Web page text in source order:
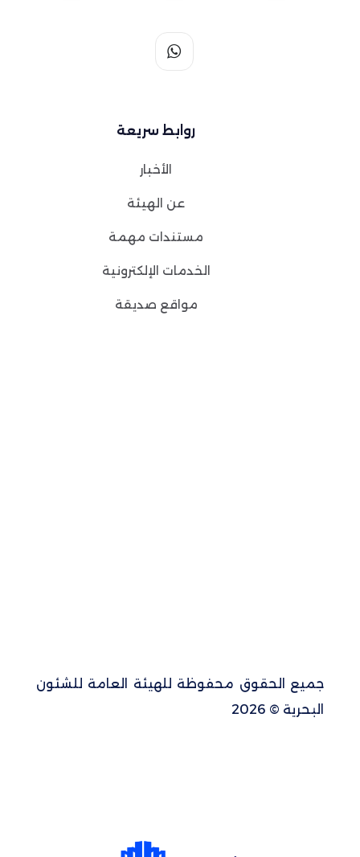
روابط سريعة
الأخبار
عن الهيئة
مستندات مهمة
الخدمات الإلكترونية
مواقع صديقة
جميع الحقوق محفوظة للهيئة العامة للشئون
البحرية © 2026